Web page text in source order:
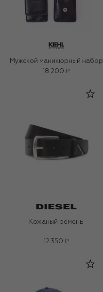
Мужской маникюрный набор
18 200 ₽
Кожаный ремень
12 350 ₽